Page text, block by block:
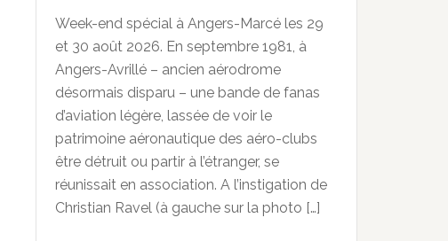
Week-end spécial à Angers-Marcé les 29
et 30 août 2026. En septembre 1981, à
Angers-Avrillé – ancien aérodrome
désormais disparu – une bande de fanas
d’aviation légère, lassée de voir le
patrimoine aéronautique des aéro-clubs
être détruit ou partir à l’étranger, se
réunissait en association. A l’instigation de
Christian Ravel (à gauche sur la photo […]